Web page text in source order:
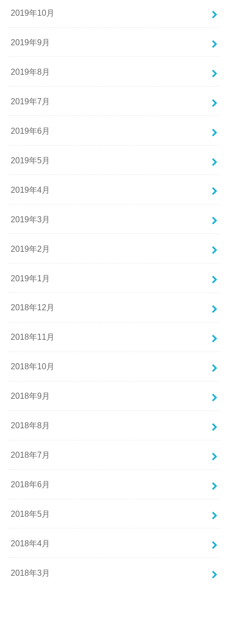
2019年10月
2019年9月
2019年8月
2019年7月
2019年6月
2019年5月
2019年4月
2019年3月
2019年2月
2019年1月
2018年12月
2018年11月
2018年10月
2018年9月
2018年8月
2018年7月
2018年6月
2018年5月
2018年4月
2018年3月